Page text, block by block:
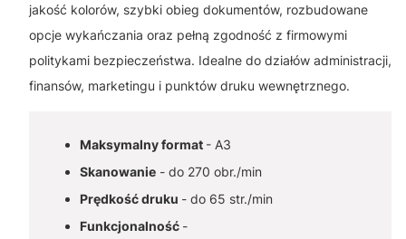
jakość kolorów, szybki obieg dokumentów, rozbudowane
opcje wykańczania oraz pełną zgodność z firmowymi
politykami bezpieczeństwa. Idealne do działów administracji,
finansów, marketingu i punktów druku wewnętrznego.
Maksymalny format - A3
Skanowanie - do 270 obr./min
Prędkość druku - do 65 str./min
Funkcjonalność -